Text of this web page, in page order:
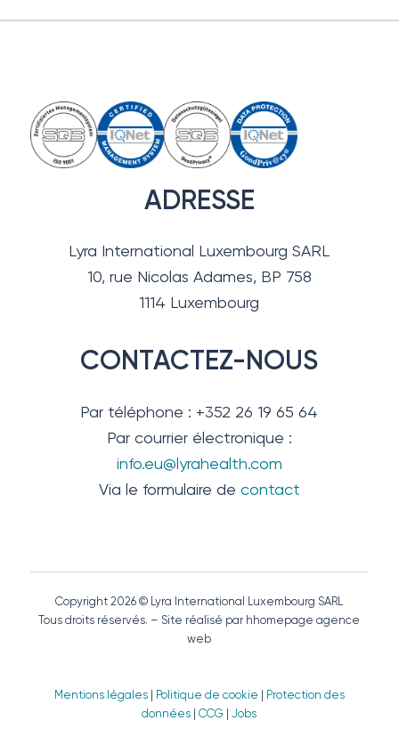
ADRESSE
Lyra International Luxembourg SARL
10, rue Nicolas Adames, BP 758
1114 Luxembourg
CONTACTEZ-NOUS
Par téléphone : +352 26 19 65 64
Par courrier électronique :
info.eu@lyrahealth.com
Via le formulaire de contact
Copyright 2026 © Lyra International Luxembourg SARL
Tous droits réservés. – Site réalisé par hhomepage agence
web
Mentions légales| Politique de cookie
Protection des
données |CCG |Jobs